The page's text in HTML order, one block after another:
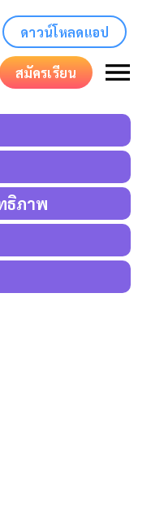
ดาวน์โหลดแอป
สมัครเรียน
ธิภาพ